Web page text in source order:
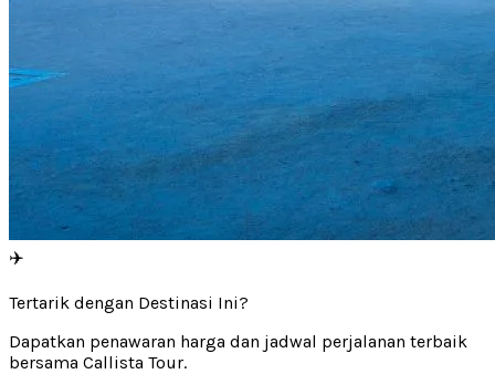
✈️
Tertarik dengan Destinasi Ini?
Dapatkan penawaran harga dan jadwal perjalanan terbaik
bersama Callista Tour.